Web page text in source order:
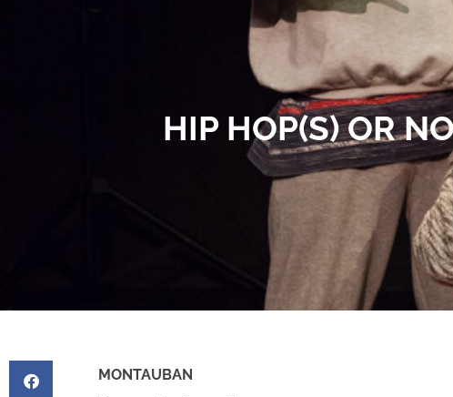
HIP HOP(S) OR
MONTAUBAN